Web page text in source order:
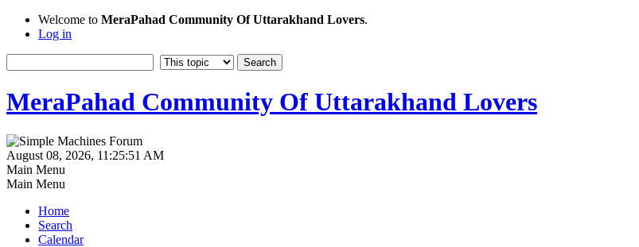
Welcome to MeraPahad Community Of Uttarakhand Lovers.
Log in
MeraPahad Community Of Uttarakhand Lovers
August 08, 2026, 11:25:51 AM
Main Menu
Main Menu
Home
Search
Calendar